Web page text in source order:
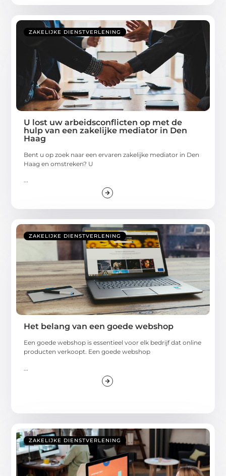
ZAKELIJKE DIENSTVERLENING
U lost uw arbeidsconflicten op met de
hulp van een zakelijke mediator in Den
Haag
Bent u op zoek naar een ervaren zakelijke mediator in Den
Haag en omstreken? U
...
ZAKELIJKE DIENSTVERLENING
Het belang van een goede webshop
Een goede webshop is essentieel voor elk bedrijf dat online
producten verkoopt. Een goede webshop
ZAKELIJKE DIENSTVERLENING